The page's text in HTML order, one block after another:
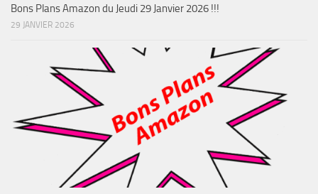
Bons Plans Amazon du Jeudi 29 Janvier 2026 !!!
29 JANVIER 2026